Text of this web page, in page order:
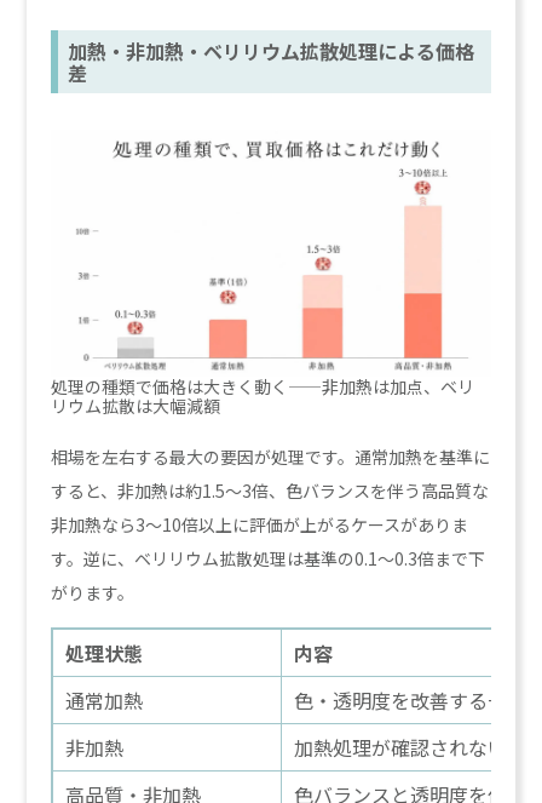
加熱・非加熱・ベリリウム拡散処理による価格
差
処理の種類で価格は大きく動く——非加熱は加点、ベリ
リウム拡散は大幅減額
相場を左右する最大の要因が処理です。通常加熱を基準に
すると、非加熱は約1.5〜3倍、色バランスを伴う高品質な
非加熱なら3〜10倍以上に評価が上がるケースがありま
す。逆に、ベリリウム拡散処理は基準の0.1〜0.3倍まで下
がります。
処理状態
内容
通常加熱
色・透明度を改善する一般
非加熱
加熱処理が確認されない
高品質・非加熱
色バランスと透明度を伴う